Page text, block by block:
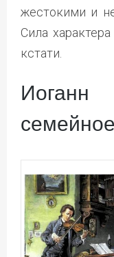
жестокими и
Сила
кстати.
Иоганн